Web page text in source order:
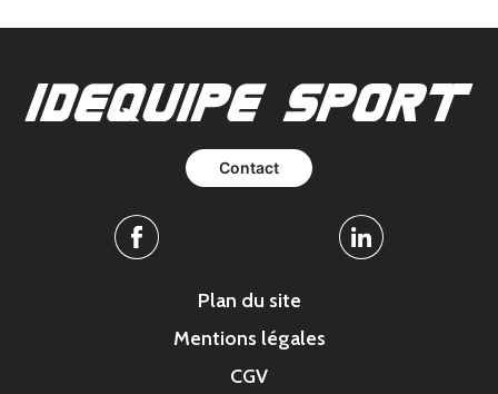
Contact
Facebook Linkedin
Plan du site
Mentions légales
CGV